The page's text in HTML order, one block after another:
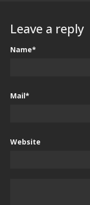
Leave a reply
Name*
Mail*
Website